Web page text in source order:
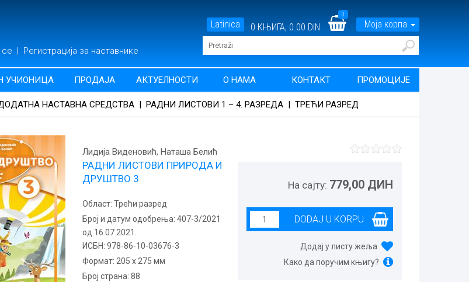
Latinica 0 КЊИГА, 0.00 DIN
0
Моја корпа
се | Регистрација за наставнике
УЧИОНИЦА ПРОДАЈА АКТУЕЛНОСТИ О НАМА КОНТАКТ ПРОМОЦИЈЕ
НАСТАВНА СРЕДСТВА | РАДНИ ЛИСТОВИ 1 – 4. РАЗРЕДА | ТРЕЋИ РАЗРЕД
Лидија Виденовић, Наташа Белић
РАДНИ ЛИСТОВИ ПРИРОДА И
ДРУШТВО 3
Област: Трећи разред
Број и датум одобрења: 407-3/2021
од 16.07.2021.
ИСБН: 978-86-10-03676-3
Формат: 205 x 275 мм
Број страна: 88
На сајту: 779,00 ДИН
Додај у листу жеља
Како да поручим књигу?